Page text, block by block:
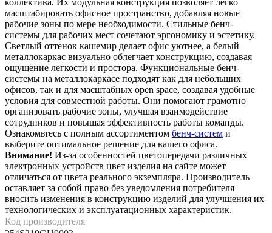
масштабировать офисное пространство, добавляя новые
рабочие зоны по мере необходимости. Стильные бенч-
системы для рабочих мест сочетают эргономику и эстетику.
Светлый оттенок кашемир делает офис уютнее, а белый
металлокаркас визуально облегчает конструкцию, создавая
ощущение легкости и простора. Функциональные бенч-
системы на металлокаркасе подходят как для небольших
офисов, так и для масштабных open space, создавая удобные
условия для совместной работы. Они помогают грамотно
организовать рабочие зоны, улучшая взаимодействие
сотрудников и повышая эффективность работы команды.
Ознакомьтесь с полным ассортиментом бенч-систем и
выберите оптимальное решение для вашего офиса.
Внимание! Из-за особенностей цветопередачи различных
электронных устройств цвет изделия на сайте может
отличаться от цвета реального экземпляра. Производитель
оставляет за собой право без уведомления потребителя
вносить изменения в конструкцию изделий для улучшения их
технологических и эксплуатационных характеристик.
Код производителя